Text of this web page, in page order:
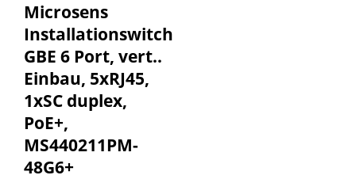
Microsens
Installationswitch
GBE 6 Port, vert..
Einbau, 5xRJ45,
1xSC duplex,
PoE+,
MS440211PM-
48G6+